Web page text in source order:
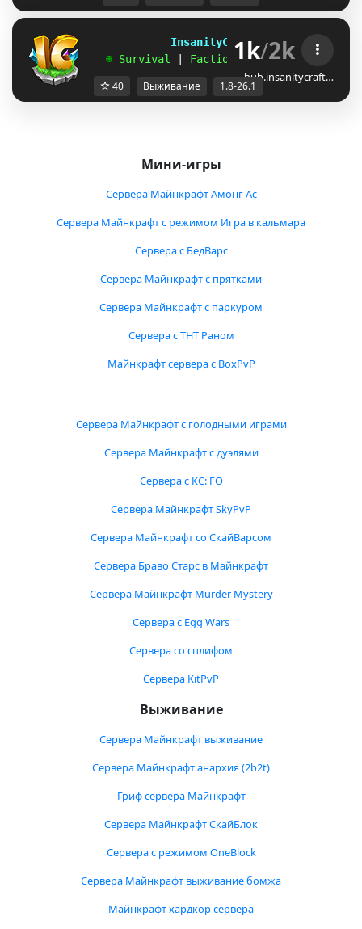
InsanityCraft || 1.8 - 26.1
☻ Survival Factions | Skyblock
1k/2k
hub.insanitycraft…
40 Выживание 1.8-26.1
Мини-игры
Сервера Майнкрафт Амонг Ас
Сервера Майнкрафт с режимом Игра в кальмара
Сервера с БедВарс
Сервера Майнкрафт с прятками
Сервера Майнкрафт с паркуром
Сервера с ТНТ Раном
Майнкрафт сервера с BoxPvP
Сервера Майнкрафт с голодными играми
Сервера Майнкрафт с дуэлями
Сервера с КС: ГО
Сервера Майнкрафт SkyPvP
Сервера Майнкрафт со СкайВарсом
Сервера Браво Старс в Майнкрафт
Сервера Майнкрафт Murder Mystery
Сервера с Egg Wars
Сервера со сплифом
Сервера KitPvP
Выживание
Сервера Майнкрафт выживание
Сервера Майнкрафт анархия (2b2t)
Гриф сервера Майнкрафт
Сервера Майнкрафт СкайБлок
Сервера с режимом OneBlock
Сервера Майнкрафт выживание бомжа
Майнкрафт хардкор сервера